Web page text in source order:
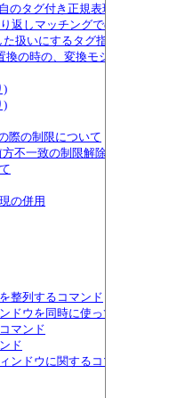
のタグ付き正規表現
返しマッチングでのものぐさ指定
扱いにするタグ指定
換の時の、変換モジュールによる
)
)
際の制限について
不一致の制限解除
の併用
整列するコマンド
ドウを同時に使って作業するた
マンド
ド
ンドウに関するコマンド